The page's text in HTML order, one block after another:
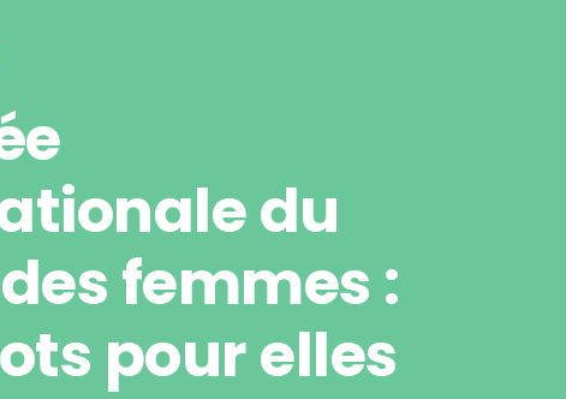
du
femmes :
pour elles